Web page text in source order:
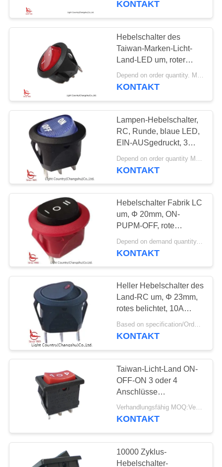
Intelligenter
Temperaturbegrenzer
13
Elektrische Energie-
Messgerät
28
Elektrisches
Gegenmeter
KONTAKT
Hebelschalter des
Taiwan-Marken-Licht-
Land-LED um, roter
Knopf, 6A 250V
Depend on order quantity. MOQ:1000ea
KONTAKT
Lampen-Hebelschalter,
RC, Runde, blaue LED,
EIN-AUSgedruckt, 3
Anschlüsse, 15A 125V.
KONTAKT
Hebelschalter Fabrik LC
um, Φ 20mm, ON-
PUPM-OFF, rote
Wohnung, 6A 250V.
Depend on demand quantity. MOQ:1000ea
KONTAKT
Heller Hebelschalter des
Land-RC um, Φ 23mm,
rotes belichtet, 10A
250VAC
Based on specification/Order Qty. MOQ:2000pcs
KONTAKT
Taiwan-Licht-Land ON-
OFF-ON 3 oder 4
Anschlüsse
Hebelschalter
Verhandlungsfähig MOQ:Verhandelbar
KONTAKT
10000 Zyklus-
Hebelschalter-